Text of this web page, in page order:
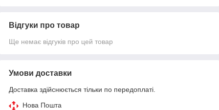
Відгуки про товар
Ще немає відгуків про цей товар
Умови доставки
Доставка здійснюється тільки по передоплаті.
Нова Пошта